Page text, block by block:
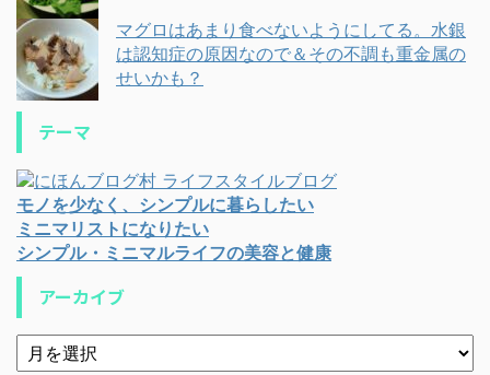
マグロはあまり食べないようにしてる。水銀
は認知症の原因なので＆その不調も重金属の
せいかも？
テーマ
モノを少なく、シンプルに暮らしたい
ミニマリストになりたい
シンプル・ミニマルライフの美容と健康
アーカイブ